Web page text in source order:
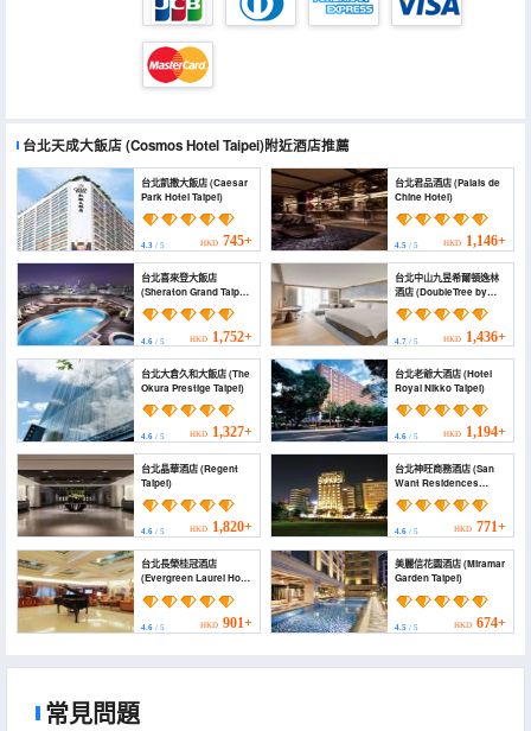
台北天成大飯店(Cosmos Hotel Taipei)附近酒店推薦
台北凱撒大飯店 (Caesar
Park Hotel Taipei)
4.3 / 5 HKD 745+
台北君品酒店 (Palais de
Chine Hotel)
4.5/ 5 HKD 1,146+
台北喜來登大飯店
(Sheraton Grand Taipei
Hotel)
4.6 / 5 HKD 1,752+
台北中山九昱希爾頓逸林
酒店 (DoubleTree by
Hilton Taipei
Zhongshan)
4.7/ 5 HKD 1,436+
台北大倉久和大飯店 (The
Okura Prestige Taipei)
4.6 / 5 HKD 1,327+
台北老爺大酒店 (Hotel
Royal Nikko Taipei)
4.6/ 5 HKD 1,194+
台北晶華酒店 (Regent
Taipei)
4.6 / 5 HKD 1,820+
台北神旺商務酒店 (San
Want Residences
Taipei)
4.6/ 5 HKD 771+
台北長榮桂冠酒店
(Evergreen Laurel Hotel
Taipei)
4.6 / 5 HKD 901+
美麗信花園酒店 (Miramar
Garden Taipei)
4.5/ 5 HKD 674+
常見問題